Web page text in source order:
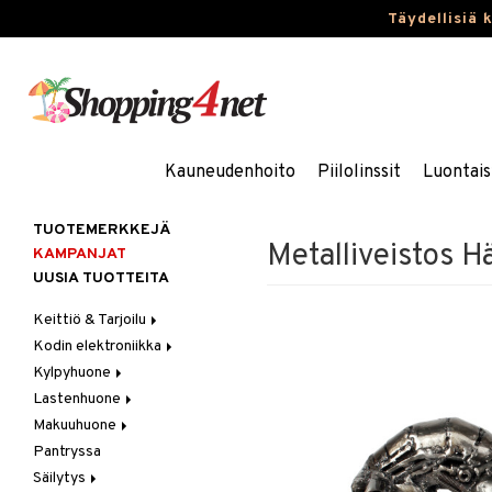
Täydellisiä
Kauneudenhoito Piilolinssit
Metalliveistos
TUOTEMERKKEJÄ
KAMPANJAT
UUSIA TUOTTEITA
Keittiö & Tarjoilu
Aterimet
Kannut & Karahvit
Keittiösäilytys
Keittiötekstiilit
Keittiövälineet
Kodinkoneet
Kodin elektroniikka
Ääni
Kylpyhuone
Kylpyhuoneen sisustus
Kylpyhuoneen tarvikkeita
Kylpyhuoneen tekstiilit
Lastenhuone
Kylpyhuoneen koristelu
Lasten huonekalut
Lasten lamput
Makuuhuone
Huovat & Saalit
Koristetyynyt
Pantryssa
Säilytys